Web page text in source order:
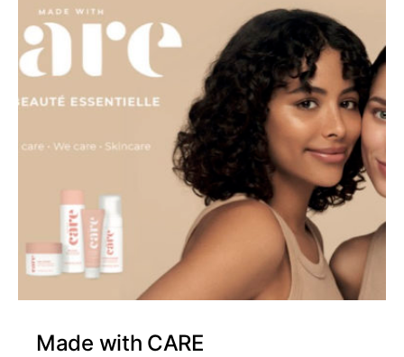
Made with CARE